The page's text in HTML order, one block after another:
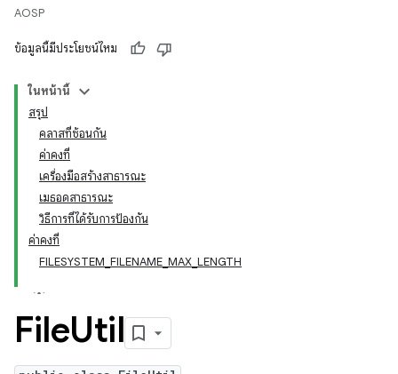
AOSP
ข้อมูลนี้มีประโยชน์ไหม
ในหน้านี้
สรุป
คลาสที่ซ้อนกัน
ค่าคงที่
เครื่องมือสร้างสาธารณะ
เมธอดสาธารณะ
วิธีการที่ได้รับการป้องกัน
ค่าคงที่
FILESYSTEM_FILENAME_MAX_LENGTH
FileUtil